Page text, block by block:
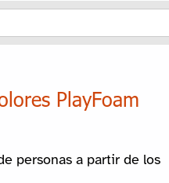
PlayFoam
personas a partir de los